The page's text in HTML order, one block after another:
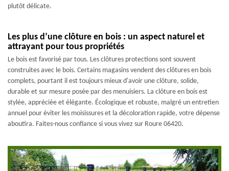
plutôt délicate.
Les plus d’une clôture en bois : un aspect naturel et
attrayant pour tous propriétés
Le bois est favorisé par tous. Les clôtures protections sont souvent
construites avec le bois. Certains magasins vendent des clôtures en bois
complets, pourtant il est toujours mieux d'avoir une clôture, solide,
durable et sur mesure posée par des menuisiers. La clôture en bois est
stylée, appréciée et élégante. Écologique et robuste, malgré un entretien
annuel pour éviter les moisissures et la décoloration rapide, votre dépense
aboutira. Faites-nous confiance si vous vivez sur Roure 06420.